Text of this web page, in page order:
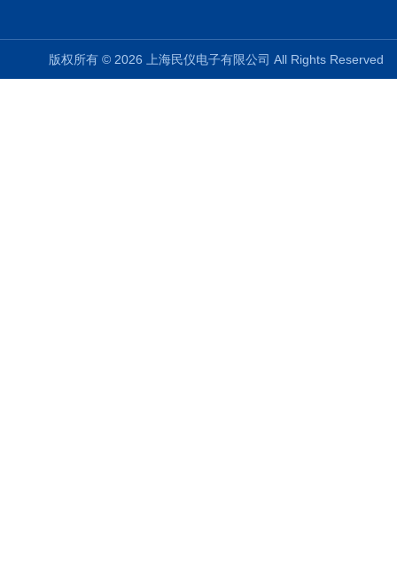
版权所有 © 2026 上海民仪电子有限公司 All Rights